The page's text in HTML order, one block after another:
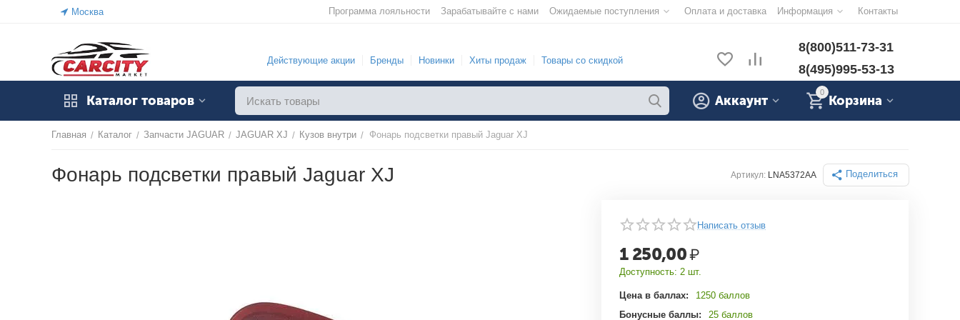
Москва Программа лояльности Зарабатывайте с нами Ожидаемые поступления Оплата и доставка Информация Контакты
Действующие акции Бренды Новинки Хиты продаж Товары со скидкой
8(800)511-73-31
8(495)995-53-13
Каталог товаров
0
Корзина
Аккаунт
Главная / Каталог / Запчасти JAGUAR / JAGUAR XJ / Кузов внутри / Фонарь подсветки правый Jaguar XJ
Фонарь подсветки правый Jaguar XJ Артикул: LNA5372AA Поделиться
Написать отзыв
1 250,00₽
Доступность: 2 шт.
Цена в баллах:
1250 баллов
Бонусные баллы:
25 баллов